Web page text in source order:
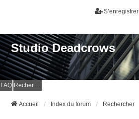
S’enregistrer
Studio Deadcrows
FAQ Rechercher
Accueil Index du forum Rechercher